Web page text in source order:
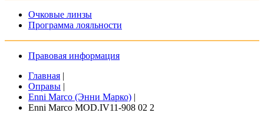
Очковые линзы
Программа лояльности
Правовая информация
Главная |
Оправы |
Enni Marco (Энни Марко) |
Enni Marco MOD.IV11-908 02 2